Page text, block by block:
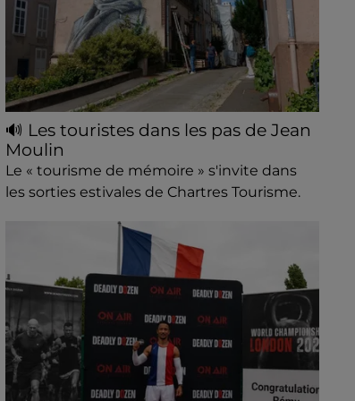
🔊 Les touristes dans les pas de Jean
Moulin
Le « tourisme de mémoire » s'invite dans
les sorties estivales de Chartres Tourisme.